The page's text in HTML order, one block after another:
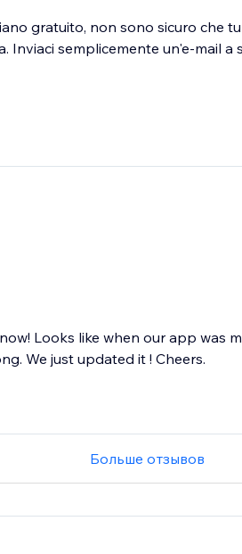
gratuito, non sono sicuro che
Inviaci semplicemente un'e-mail
Looks like when our app was
We just updated it ! Cheers.
Больше отзывов